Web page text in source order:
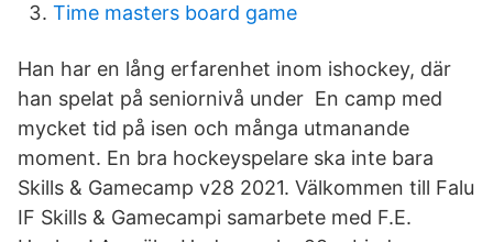
Time masters board game
Han har en lång erfarenhet inom ishockey, där
han spelat på seniornivå under En camp med
mycket tid på isen och många utmanande
moment. En bra hockeyspelare ska inte bara
Skills & Gamecamp v28 2021. Välkommen till Falu
IF Skills & Gamecampi samarbete med F.E.